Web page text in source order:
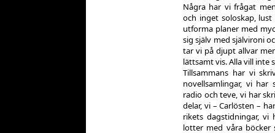
Några har vi frågat
och inget soloskap,
utforma planer med
sig själv med självironi
tar vi på djupt allvar
lättsamt vis. Alla vill inte
Tillsammans har vi
novellsamlingar, vi
radio och teve, vi har
delar, vi – Carlösten –
rikets dagstidningar,
lotter med våra